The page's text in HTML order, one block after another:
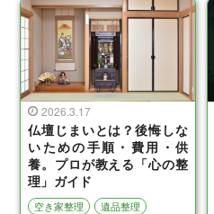
2026.3.17
仏壇じまいとは？後悔しな
いための手順・費用・供
養。プロが教える「心の整
理」ガイド
空き家整理
遺品整理